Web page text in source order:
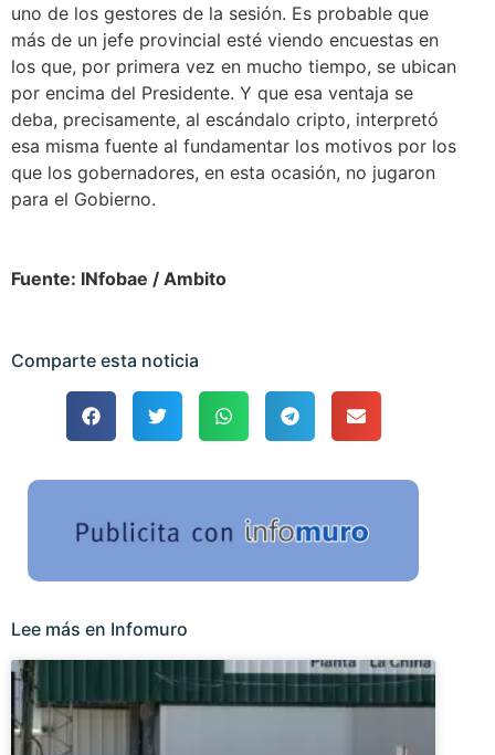
uno de los gestores de la sesión. Es probable que
más de un jefe provincial esté viendo encuestas en
los que, por primera vez en mucho tiempo, se ubican
por encima del Presidente. Y que esa ventaja se
deba, precisamente, al escándalo cripto, interpretó
esa misma fuente al fundamentar los motivos por los
que los gobernadores, en esta ocasión, no jugaron
para el Gobierno.
Fuente: INfobae / Ambito
Comparte esta noticia
Lee más en Infomuro